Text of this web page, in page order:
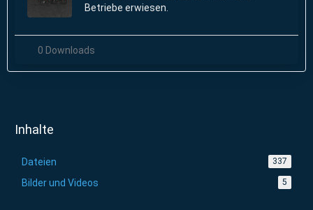
Betriebe erwiesen.
0 Downloads
Inhalte
Dateien 337
Bilder und Videos 5